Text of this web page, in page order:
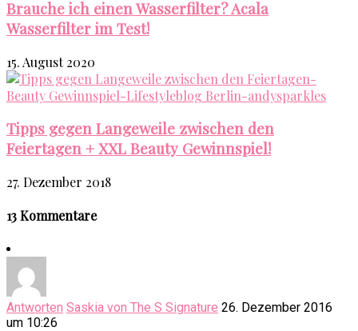
Brauche ich einen Wasserfilter? Acala
Wasserfilter im Test!
15. August 2020
Tipps gegen Langeweile zwischen den
Feiertagen + XXL Beauty Gewinnspiel!
27. Dezember 2018
13 Kommentare
Antworten Saskia von The S Signature 26. Dezember 2016
um 10:26